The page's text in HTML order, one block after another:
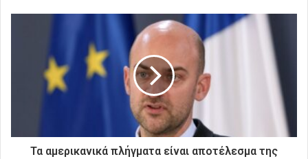
Τα αμερικανικά πλήγματα είναι αποτέλεσμα της